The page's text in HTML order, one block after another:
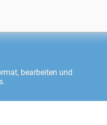
bearbeiten und